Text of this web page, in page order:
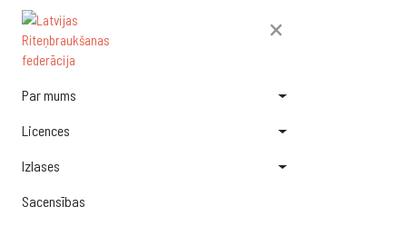
×
Par mums
Licences
Izlases
Sacensības